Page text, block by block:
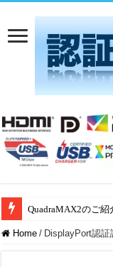
QuadraMAX2のご紹
Home / DisplayPort認証